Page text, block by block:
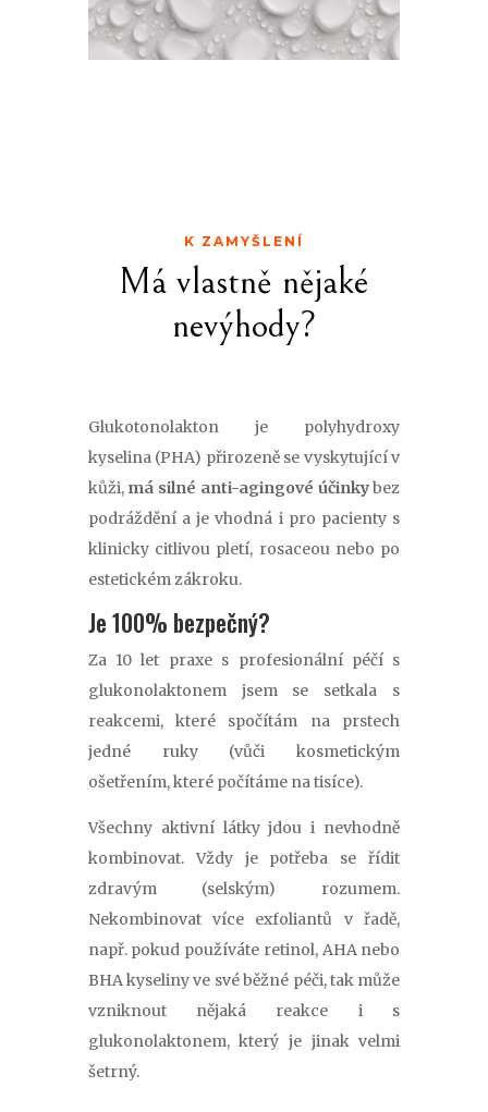
K ZAMYŠLENÍ
Má vlastně nějaké
nevýhody?
Glukotonolakton je polyhydroxy
kyselina (PHA) přirozeně se vyskytující v
kůži, má silné anti-agingové účinkybez
podráždění a je vhodná i pro pacienty s
klinicky citlivou pletí, rosaceou nebo po
estetickém zákroku.
Je 100% bezpečný?
Za 10 let praxe s profesionální péčí s
glukonolaktonem jsem se setkala s
reakcemi, které spočítám na prstech
jedné ruky (vůči kosmetickým
ošetřením, které počítáme na tisíce).
Všechny aktivní látky jdou i nevhodně
kombinovat. Vždy je potřeba se řídit
zdravým (selským) rozumem.
Nekombinovat více exfoliantů v řadě,
např. pokud používáte retinol, AHA nebo
BHA kyseliny ve své běžné péči, tak může
vzniknout nějaká reakce i s
glukonolaktonem, který je jinak velmi
šetrný.